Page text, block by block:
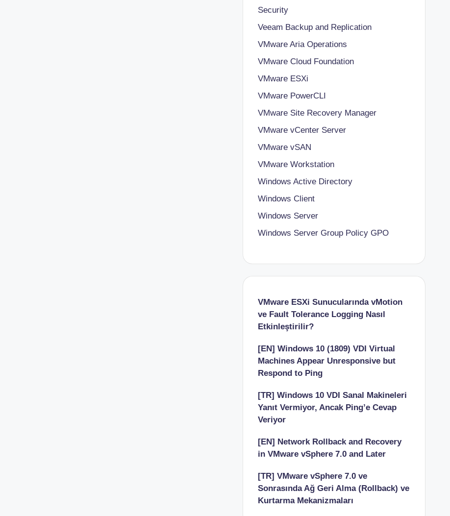
Security
Veeam Backup and Replication
VMware Aria Operations
VMware Cloud Foundation
VMware ESXi
VMware PowerCLI
VMware Site Recovery Manager
VMware vCenter Server
VMware vSAN
VMware Workstation
Windows Active Directory
Windows Client
Windows Server
Windows Server Group Policy GPO
VMware ESXi Sunucularında vMotion
ve Fault Tolerance Logging Nasıl
Etkinleştirilir?
[EN] Windows 10 (1809) VDI Virtual
Machines Appear Unresponsive but
Respond to Ping
[TR] Windows 10 VDI Sanal Makineleri
Yanıt Vermiyor, Ancak Ping’e Cevap
Veriyor
[EN] Network Rollback and Recovery
in VMware vSphere 7.0 and Later
[TR] VMware vSphere 7.0 ve
Sonrasında Ağ Geri Alma (Rollback) ve
Kurtarma Mekanizmaları